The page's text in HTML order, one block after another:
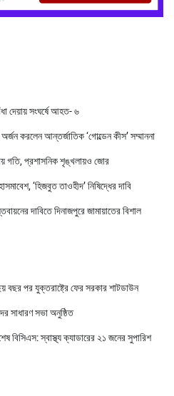
দেয়ায় সংঘর্ষে আহত- ৬
করলেন আন্তর্জাতিক ‘গোল্ডেন কীস’ সম্মাননা
গতি, প্রশাসনিক শৃঙ্খলায়ও জোর
‘হিজবুত তাওহীদ’ নিষিদ্ধের দাবি
দাবিতে দিনাজপুরে জামায়াতের বিশাল
বছর পর যুক্তরাষ্ট্রে ফের সরকার শাটডাউন
সাধারণ সভা অনুষ্ঠিত
বিসিএস: স্বাস্থ্য ক্যাডারের ২১ জনের সুপারিশ